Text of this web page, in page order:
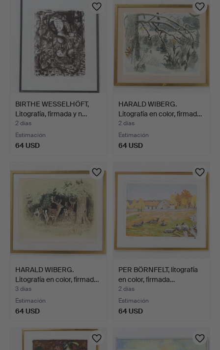
BIRTHE WESSELHÖFT,
Litografía, firmada y n…
2 días
Estimación
64 USD
HARALD WIBERG.
Litografía en color, firmad…
2 días
Estimación
64 USD
HARALD WIBERG.
Litografía en color, firmad…
3 días
Estimación
64 USD
PER BÖRNFELT, litografía
en color, firmada…
2 días
Estimación
64 USD